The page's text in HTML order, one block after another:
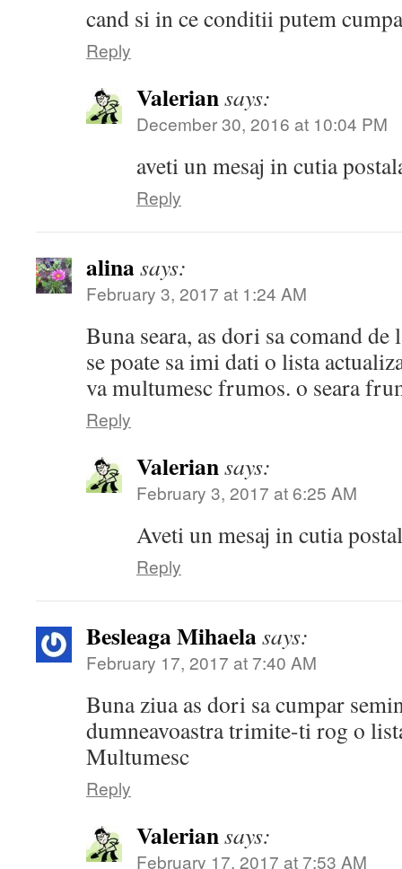
cand si in ce conditii putem
Reply
Valeriansays:
December 30, 2016 at 10:04 PM
aveti un mesaj in cutia
Reply
alinasays:
February 3, 2017 at 1:24 AM
Buna seara, as dori sa comand de
se poate sa imi dati o lista
va multumesc frumos. o seara
Reply
Valeriansays:
February 3, 2017 at 6:25 AM
Aveti un mesaj in cutia
Reply
Besleaga Mihaelasays:
February 17, 2017 at 7:40 AM
Buna ziua as dori sa cumpar
dumneavoastra trimite-ti rog o
Multumesc
Reply
Valeriansays:
February 17, 2017 at 7:53 AM